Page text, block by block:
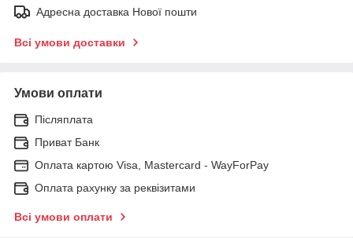
Адресна доставка Нової пошти
Всі умови доставки
Умови оплати
Післяплата
Приват Банк
Оплата картою Visa, Mastercard - WayForPay
Оплата рахунку за реквізитами
Всі умови оплати